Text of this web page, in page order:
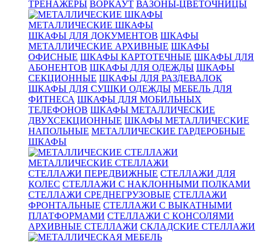
ТРЕНАЖЕРЫ ВОРКАУТ ВАЗОНЫ-ЦВЕТОЧНИЦЫ
МЕТАЛЛИЧЕСКИЕ ШКАФЫ
ШКАФЫ ДЛЯ ДОКУМЕНТОВ ШКАФЫ
МЕТАЛЛИЧЕСКИЕ АРХИВНЫЕ ШКАФЫ
ОФИСНЫЕ ШКАФЫ КАРТОТЕЧНЫЕ ШКАФЫ ДЛЯ
АБОНЕНТОВ ШКАФЫ ДЛЯ ОДЕЖДЫ ШКАФЫ
СЕКЦИОННЫЕ ШКАФЫ ДЛЯ РАЗДЕВАЛОК
ШКАФЫ ДЛЯ СУШКИ ОДЕЖДЫ МЕБЕЛЬ ДЛЯ
ФИТНЕСА ШКАФЫ ДЛЯ МОБИЛЬНЫХ
ТЕЛЕФОНОВ ШКАФЫ МЕТАЛЛИЧЕСКИЕ
ДВУХСЕКЦИОННЫЕ ШКАФЫ МЕТАЛЛИЧЕСКИЕ
НАПОЛЬНЫЕ МЕТАЛЛИЧЕСКИЕ ГАРДЕРОБНЫЕ
ШКАФЫ
МЕТАЛЛИЧЕСКИЕ СТЕЛЛАЖИ
СТЕЛЛАЖИ ПЕРЕДВИЖНЫЕ СТЕЛЛАЖИ ДЛЯ
КОЛЕС СТЕЛЛАЖИ С НАКЛОННЫМИ ПОЛКАМИ
СТЕЛЛАЖИ СРЕДНЕГРУЗОВЫЕ СТЕЛЛАЖИ
ФРОНТАЛЬНЫЕ СТЕЛЛАЖИ С ВЫКАТНЫМИ
ПЛАТФОРМАМИ СТЕЛЛАЖИ С КОНСОЛЯМИ
АРХИВНЫЕ СТЕЛЛАЖИ СКЛАДСКИЕ СТЕЛЛАЖИ